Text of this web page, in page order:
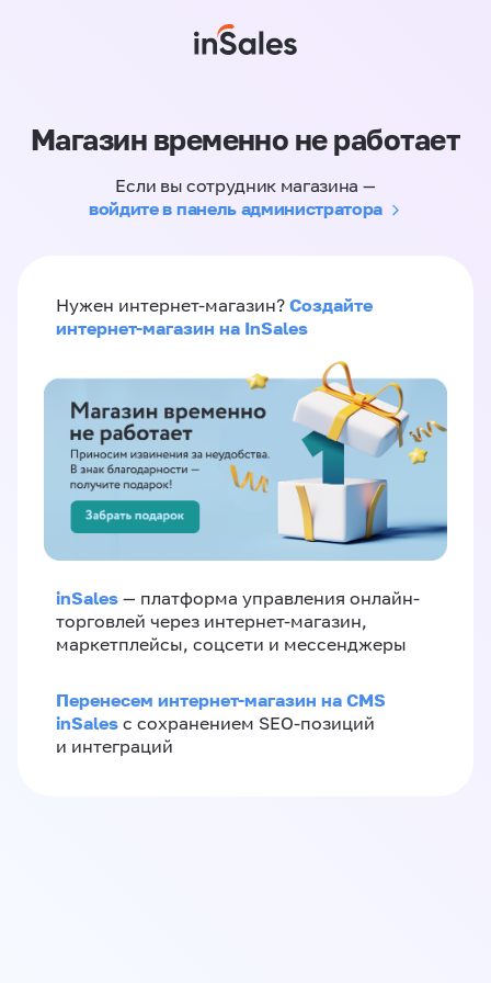
Магазин временно не работает
Если вы сотрудник магазина —
войдите в панель администратора
Нужен интернет-магазин? Создайте
интернет-магазин на InSales
inSales — платформа управления онлайн-
торговлей через интернет-магазин,
маркетплейсы, соцсети и мессенджеры
Перенесем интернет-магазин на CMS
inSales с сохранением SEO-позиций
и интеграций